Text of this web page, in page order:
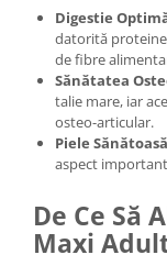
Digestie
datorită
de fibre
Sănătatea
talie mare, iar
osteo-articular.
Piele Sănătoasă
aspect
De Ce Să
Maxi